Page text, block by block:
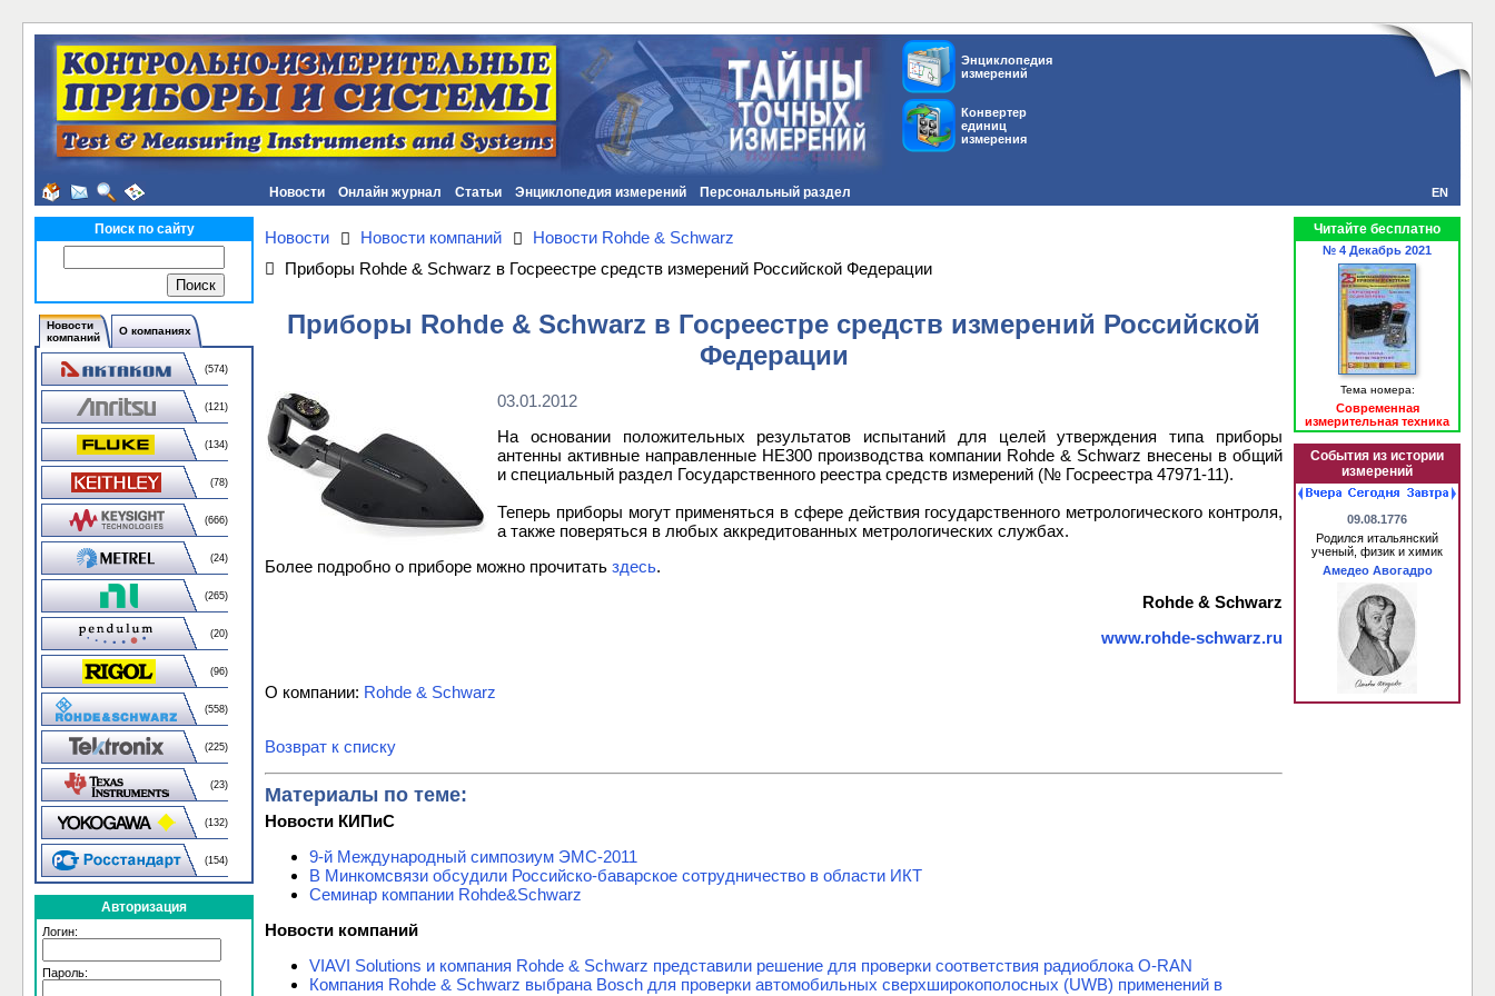
Энциклопедия
измерений
Конвертер
единиц
измерения
Новости Онлайн журнал Статьи Энциклопедия измерений Персональный раздел EN
Поиск по сайту
Новости
компаний
О компаниях
(574)
(121)
(134)
(78)
(666)
(24)
(265)
(20)
(96)
(558)
(225)
(23)
(132)
(154)
Авторизация
Логин:
Пароль:
Новости Новости компаний
Новости Rohde & Schwarz
Приборы Rohde & Schwarz в Госреестре средств измерений Российской Федерации
Приборы Rohde & Schwarz в Госреестре средств измерений Российской
Федерации
03.01.2012
На основании положительных результатов испытаний для целей утверждения типа приборы
антенны активные направленные HE300 производства компании Rohde & Schwarz внесены в общий
и специальный раздел Государственного реестра средств измерений (№ Госреестра 47971-11).
Теперь приборы могут применяться в сфере действия государственного метрологического контроля,
а также поверяться в любых аккредитованных метрологических службах.
Более подробно о приборе можно прочитать здесь.
Rohde & Schwarz
www.rohde-schwarz.ru
О компании: Rohde & Schwarz
Возврат к списку
Материалы по теме:
Новости КИПиС
9-й Международный симпозиум ЭМС-2011
В Минкомсвязи обсудили Российско-баварское сотрудничество в области ИКТ
Семинар компании Rohde&Schwarz
Новости компаний
VIAVI Solutions и компания Rohde & Schwarz представили решение для проверки соответствия радиоблока O-RAN
Компания Rohde & Schwarz выбрана Bosch для проверки автомобильных сверхширокополосных (UWB) применений в
Читайте бесплатно
№ 4 Декабрь 2021
Тема номера:
Современная
измерительная техника
События из истории
измерений
09.08.1776
Родился итальянский
ученый, физик и химик
Амедео Авогадро